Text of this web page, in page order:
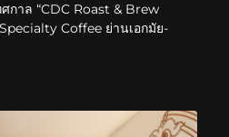
กาล “CDC Roast & Brew
Coffee ย่านเอกมัย-